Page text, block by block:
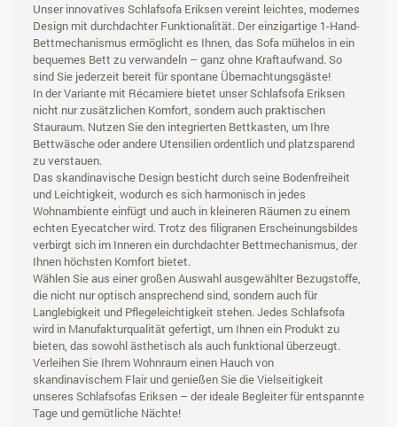
Unser innovatives Schlafsofa Eriksen vereint leichtes, modernes
Design mit durchdachter Funktionalität. Der einzigartige 1-Hand-
Bettmechanismus ermöglicht es Ihnen, das Sofa mühelos in ein
bequemes Bett zu verwandeln – ganz ohne Kraftaufwand. So
sind Sie jederzeit bereit für spontane Übernachtungsgäste!
In der Variante mit Récamiere bietet unser Schlafsofa Eriksen
nicht nur zusätzlichen Komfort, sondern auch praktischen
Stauraum. Nutzen Sie den integrierten Bettkasten, um Ihre
Bettwäsche oder andere Utensilien ordentlich und platzsparend
zu verstauen.
Das skandinavische Design besticht durch seine Bodenfreiheit
und Leichtigkeit, wodurch es sich harmonisch in jedes
Wohnambiente einfügt und auch in kleineren Räumen zu einem
echten Eyecatcher wird. Trotz des filigranen Erscheinungsbildes
verbirgt sich im Inneren ein durchdachter Bettmechanismus, der
Ihnen höchsten Komfort bietet.
Wählen Sie aus einer großen Auswahl ausgewählter Bezugstoffe,
die nicht nur optisch ansprechend sind, sondern auch für
Langlebigkeit und Pflegeleichtigkeit stehen. Jedes Schlafsofa
wird in Manufakturqualität gefertigt, um Ihnen ein Produkt zu
bieten, das sowohl ästhetisch als auch funktional überzeugt.
Verleihen Sie Ihrem Wohnraum einen Hauch von
skandinavischem Flair und genießen Sie die Vielseitigkeit
unseres Schlafsofas Eriksen – der ideale Begleiter für entspannte
Tage und gemütliche Nächte!